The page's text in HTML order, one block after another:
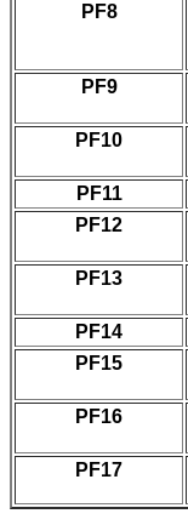
PF8
PF9
PF10
PF11
PF12
PF13
PF14
PF15
PF16
PF17